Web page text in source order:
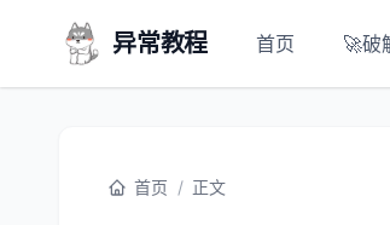
异常教程 首页 🚀破
首页 / 正文